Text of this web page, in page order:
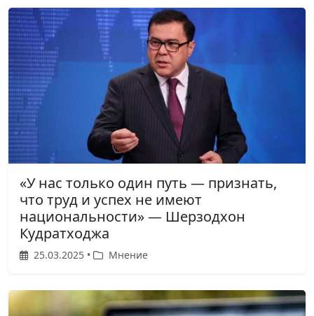
«У нас только один путь — признать,
что труд и успех не имеют
национальности» — Шерзодхон
Кудратходжа
25.03.2025 • Мнение